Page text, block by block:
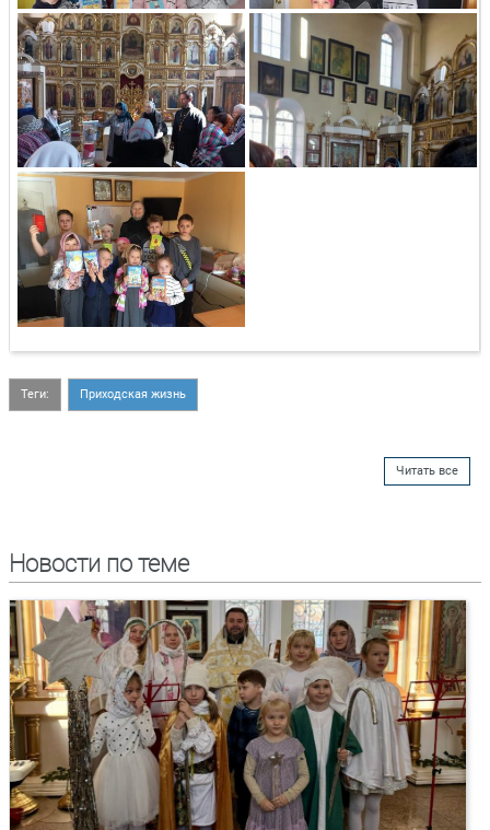
Теги: Приходская жизнь
Читать все
Новости по теме